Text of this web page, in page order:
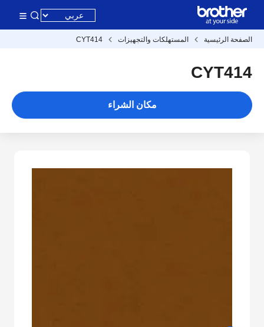
الصفحة الرئيسية المستهلكات والتجهيزات CYT414
CYT414
مكان الشراء